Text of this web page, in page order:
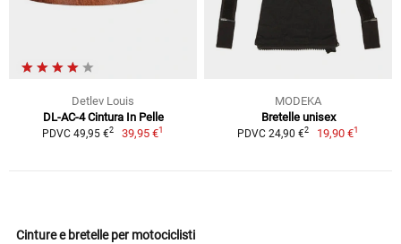
Detlev Louis
DL-AC-4 Cintura In Pelle
PDVC 49,95 €2 39,95 €1
MODEKA
Bretelle unisex
PDVC 24,90 €2 19,90 €1
Cinture e bretelle per motociclisti